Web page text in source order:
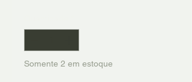
Somente 2 em estoque